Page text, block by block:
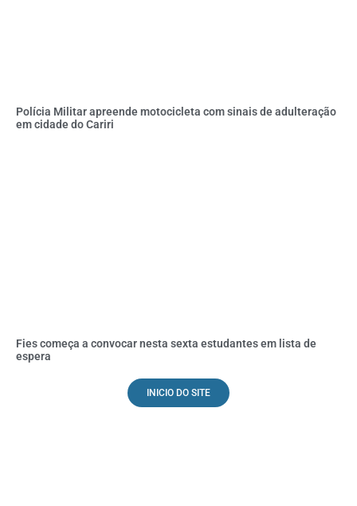
Polícia Militar apreende motocicleta com sinais de adulteração
em cidade do Cariri
Fies começa a convocar nesta sexta estudantes em lista de
espera
INICIO DO SITE